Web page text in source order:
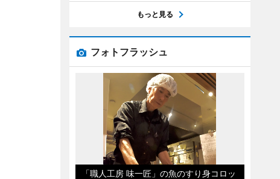
もっと見る
フォトフラッシュ
「職人工房 味一匠」の魚のすり身コロッ